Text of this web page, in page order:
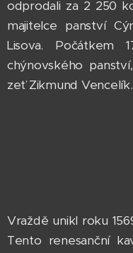
odprodali za 2 250
majitelce panství
Lisova. Počátkem
chýnovského
zeť Zikmund Vencelík.
Vraždě unikl roku
Tento renesanční